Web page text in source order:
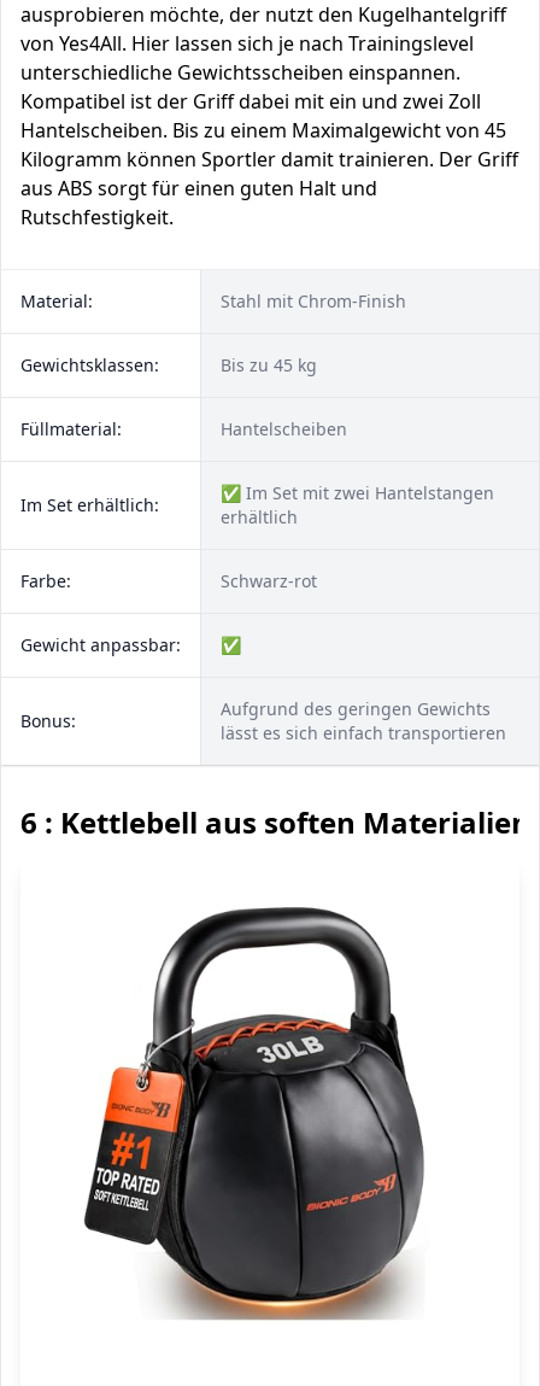
ausprobieren möchte, der nutzt den Kugelhantelgriff
von Yes4All. Hier lassen sich je nach Trainingslevel
unterschiedliche Gewichtsscheiben einspannen.
Kompatibel ist der Griff dabei mit ein und zwei Zoll
Hantelscheiben. Bis zu einem Maximalgewicht von 45
Kilogramm können Sportler damit trainieren. Der Griff
aus ABS sorgt für einen guten Halt und
Rutschfestigkeit.
Material: Stahl mit Chrom-Finish
Gewichtsklassen: Bis zu 45 kg
Füllmaterial: Hantelscheiben
Im Set erhältlich:
✅ Im Set mit zwei Hantelstangen
erhältlich
Farbe: Schwarz-rot
Gewicht anpassbar: ✅
Bonus:
Aufgrund des geringen Gewichts
lässt es sich einfach transportieren
6 : Kettlebell aus soften Materialien